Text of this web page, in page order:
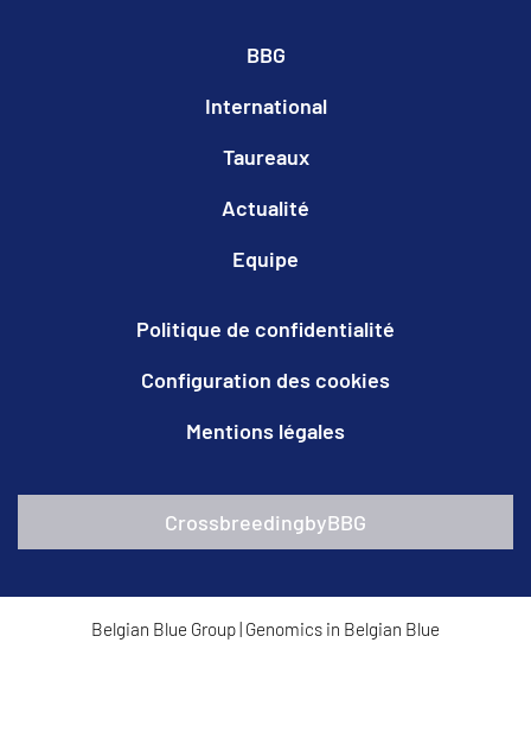
BBG
International
Taureaux
Actualité
Equipe
Politique de confidentialité
Configuration des cookies
Mentions légales
CrossbreedingbyBBG
Belgian Blue Group| Genomics in Belgian Blue